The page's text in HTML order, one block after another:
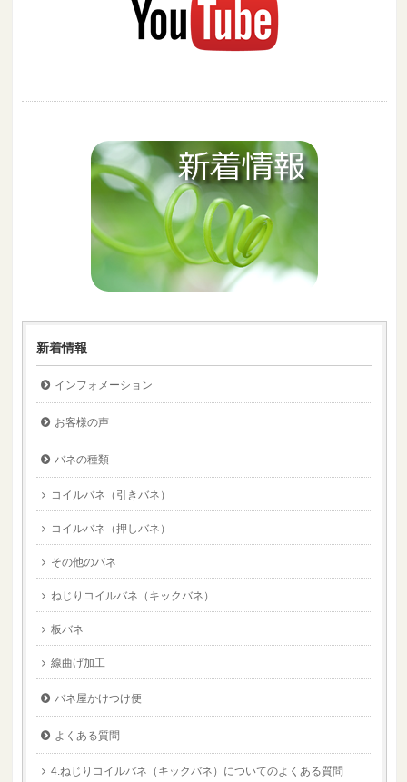
新着情報
インフォメーション
お客様の声
バネの種類
コイルバネ（引きバネ）
コイルバネ（押しバネ）
その他のバネ
ねじりコイルバネ（キックバネ）
板バネ
線曲げ加工
バネ屋かけつけ便
よくある質問
4.ねじりコイルバネ（キックバネ）についてのよくある質問